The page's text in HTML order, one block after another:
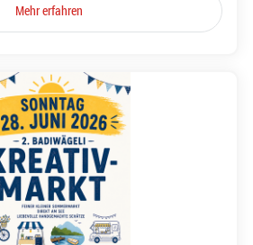
Mehr erfahren